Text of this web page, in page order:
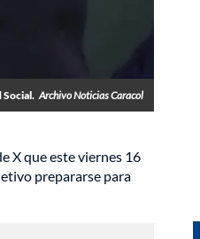
Archivo Noticias Caracol
X que este viernes 16
prepararse para